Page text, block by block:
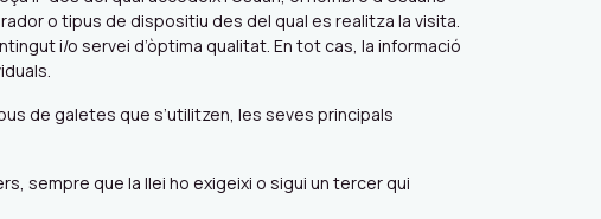
o tipus de dispositiu des del qual es realitza la visita.
i/o servei d’òptima qualitat. En tot cas, la informació
de galetes que s’utilitzen, les seves principals
sempre que la llei ho exigeixi o sigui un tercer qui